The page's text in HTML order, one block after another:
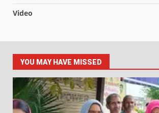
Video
YOU MAY HAVE MISSED